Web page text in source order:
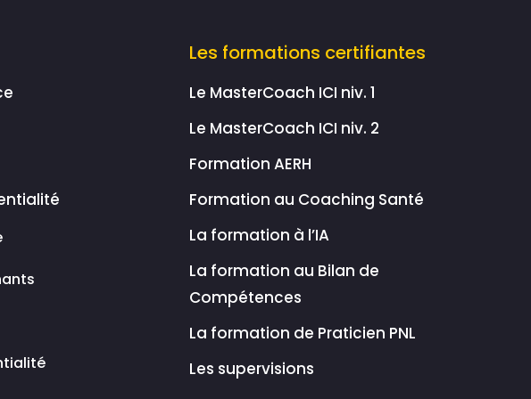
Les formations certifiantes
Le MasterCoach ICI niv. 1
Le MasterCoach ICI niv. 2
Formation AERH
Formation au Coaching Santé
La formation à l’IA
La formation au Bilan de
Compétences
La formation de Praticien PNL
Les supervisions